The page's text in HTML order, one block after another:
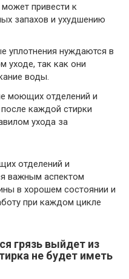
привести к
запахов и ухудшению
уплотнения нуждаются в
уходе, так как они
воды.
моющих отделений и
каждой стирки
ухода за
отделений и
важным аспектом
в хорошем состоянии и
при каждом цикле
грязь выйдет из
не будет иметь